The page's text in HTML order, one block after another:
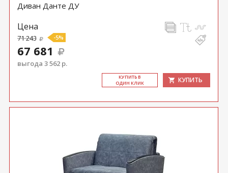
Диван Данте ДУ
Цена
71 243 -5%
67 681
выгода 3 562 р.
КУ­ПИТЬ В
ОДИН КЛИК
КУПИТЬ